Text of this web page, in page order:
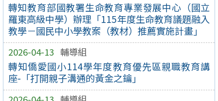
轉知教育部國教署生命教育專業發展中心（國立
羅東高級中學）辦理「115年度生命教育議題融入
教學－國民中小學教案（教材）推薦實施計畫」
2026-04-13 輔導組
轉知僑愛國小114學年度教育優先區親職教育講
座-「打開親子溝通的黃金之鑰」